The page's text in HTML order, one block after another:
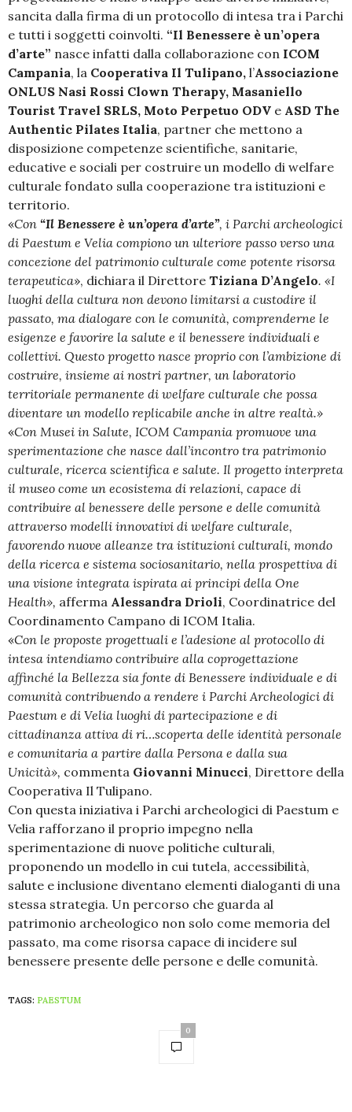
sancita dalla firma di un protocollo di intesa tra i Parchi
e tutti i soggetti coinvolti. “Il Benessere è un’opera
d’arte” nasce infatti dalla collaborazione con ICOM
Campania, la Cooperativa Il Tulipano, l’Associazione
ONLUS Nasi Rossi Clown Therapy, Masaniello
Tourist Travel SRLS, Moto Perpetuo ODV e ASD The
Authentic Pilates Italia, partner che mettono a
disposizione competenze scientifiche, sanitarie,
educative e sociali per costruire un modello di welfare
culturale fondato sulla cooperazione tra istituzioni e
territorio.
«Con “Il Benessere è un’opera d’arte”, i Parchi archeologici
di Paestum e Velia compiono un ulteriore passo verso una
concezione del patrimonio culturale come potente risorsa
terapeutica», dichiara il Direttore Tiziana D’Angelo. «I
luoghi della cultura non devono limitarsi a custodire il
passato, ma dialogare con le comunità, comprenderne le
esigenze e favorire la salute e il benessere individuali e
collettivi. Questo progetto nasce proprio con l’ambizione di
costruire, insieme ai nostri partner, un laboratorio
territoriale permanente di welfare culturale che possa
diventare un modello replicabile anche in altre realtà.»
«Con Musei in Salute, ICOM Campania promuove una
sperimentazione che nasce dall’incontro tra patrimonio
culturale, ricerca scientifica e salute. Il progetto interpreta
il museo come un ecosistema di relazioni, capace di
contribuire al benessere delle persone e delle comunità
attraverso modelli innovativi di welfare culturale,
favorendo nuove alleanze tra istituzioni culturali, mondo
della ricerca e sistema sociosanitario, nella prospettiva di
una visione integrata ispirata ai principi della One
Health», afferma Alessandra Drioli, Coordinatrice del
Coordinamento Campano di ICOM Italia.
«Con le proposte progettuali e l’adesione al protocollo di
intesa intendiamo contribuire alla coprogettazione
affinché la Bellezza sia fonte di Benessere individuale e di
comunità contribuendo a rendere i Parchi Archeologici di
Paestum e di Velia luoghi di partecipazione e di
cittadinanza attiva di ri…scoperta delle identità personale
e comunitaria a partire dalla Persona e dalla sua
Unicità», commenta Giovanni Minucci, Direttore della
Cooperativa Il Tulipano.
Con questa iniziativa i Parchi archeologici di Paestum e
Velia rafforzano il proprio impegno nella
sperimentazione di nuove politiche culturali,
proponendo un modello in cui tutela, accessibilità,
salute e inclusione diventano elementi dialoganti di una
stessa strategia. Un percorso che guarda al
patrimonio archeologico non solo come memoria del
passato, ma come risorsa capace di incidere sul
benessere presente delle persone e delle comunità.
TAGS: PAESTUM
0